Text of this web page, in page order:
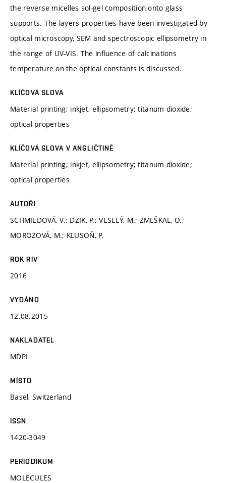
the reverse micelles sol-gel composition onto glass
supports. The layers properties have been investigated by
optical microscopy, SEM and spectroscopic ellipsometry in
the range of UV-VIS. The influence of calcinations
temperature on the optical constants is discussed.
KLÍČOVÁ SLOVA
Material printing; inkjet, ellipsometry; titanum dioxide;
optical properties
KLÍČOVÁ SLOVA V ANGLIČTINĚ
Material printing; inkjet, ellipsometry; titanum dioxide;
optical properties
AUTOŘI
SCHMIEDOVÁ, V.; DZIK, P.; VESELÝ, M.; ZMEŠKAL, O.;
MOROZOVÁ, M.; KLUSOŇ, P.
ROK RIV
2016
VYDÁNO
12.08.2015
NAKLADATEL
MDPI
MÍSTO
Basel, Switzerland
ISSN
1420-3049
PERIODIKUM
MOLECULES